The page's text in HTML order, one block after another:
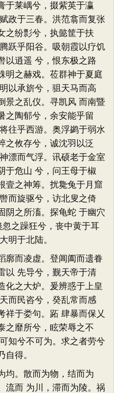
于莱嵎兮，掇紫英于瀛
政于三春。洪范翕而复张
之纷彯兮，执懿筐于扶
跃乎阳谷。吸朝霞以疗饥
以逍遥 兮，恨东极之路
明之赫戏。莅群神于夏庭
以承旂兮，驵天马而高
景之乱仪。寻凯风 而南暨
之陶郁兮，余安能乎留
往乎西游。奥浮鹢于弱水
之攸存兮，诚沈羽以泛
漂而气浮。讯硕老于金室
于危山 兮，问王母于椒
壹之神筹。扰毚兔于月窟
而旋驱兮，访北叟之倚
阴之所滀。探龟蛇 于幽穴
之躁狂兮，丧中黄于耳
明于北陆。
而凌虚。登阊阖而遗眷
以 先导兮，觐天帝于清
化之大炉。爰辨惑于上皇
而民咨兮，癸乱常而感
祥于娄句。跖 肆暴而保乂
之靡所兮，眩荣辱之不
知兮不可为。求之者劳兮
得。
。散而为物，结而为
流而 为川，滞而为陵。祸